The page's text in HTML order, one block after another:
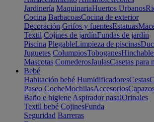
Jardinería MaquinariaHuertos Urbanos
Cocina BarbacoasCocina de exterior
Decoración Grifos y fuentesEstatuas
Textil Cojines de jardínFundas de jardín
Piscina PlegableLimpieza de piscinas
Juguetes ColumpiosToboganes
Mascotas ComederosJaulasCasetas para
Bebé
Habitación bebé HumidificadoresCestas
Paseo CocheMochilasAccesorios
Baño e higiene Aspirador nasalOrinales
Textil bebé CojinesFunda
Seguridad Barreras